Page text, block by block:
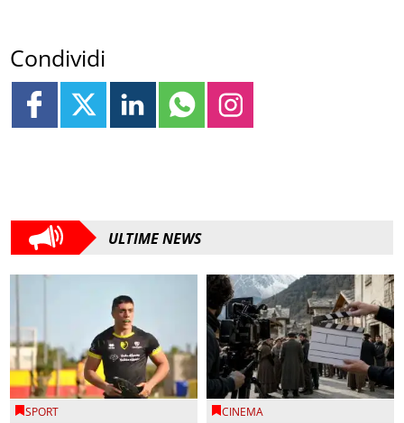
Condividi
ULTIME NEWS
SPORT CINEMA